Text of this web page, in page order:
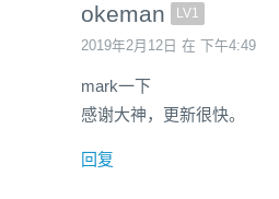
okeman LV1
2019年2月12日 在 下午4:49
mark一下
感谢大神，更新很快。
回复